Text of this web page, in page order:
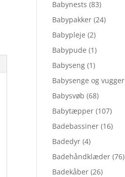
Babynests (83)
Babypakker (24)
Babypleje (2)
Babypude (1)
Babyseng (1)
Babysenge og vugger
Babysvøb (68)
Babytæpper (107)
Badebassiner (16)
Badedyr (4)
Badehåndklæder (76)
Badekåber (26)